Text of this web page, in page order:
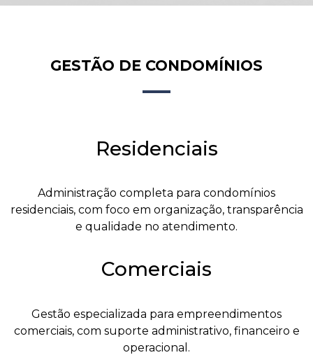
GESTÃO DE CONDOMÍNIOS
Residenciais
Administração completa para condomínios
residenciais, com foco em organização, transparência
e qualidade no atendimento.
Comerciais
Gestão especializada para empreendimentos
comerciais, com suporte administrativo, financeiro e
operacional.